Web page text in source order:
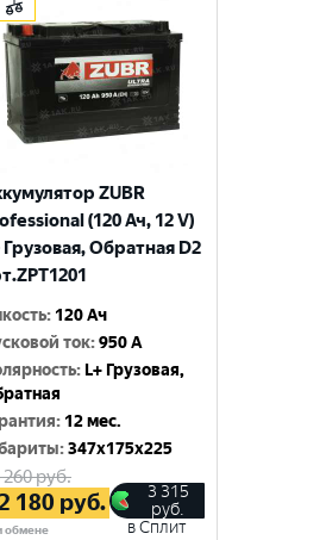
ZUBR
(120 Ач, 12 V)
Грузовая, Обратная D2
: 120 Ач
ток:950 A
: L+ Грузовая,
: 12 мес.
:347x175x225
260руб.
180 руб.
обмене
3 315
руб.
в Сплит